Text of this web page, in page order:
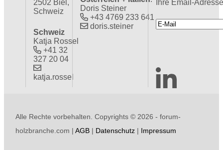
2502 Biel,
Schweiz
Schweiz
Katja Rossel
+41 32
327 20 04
katja.rossel
Doris Steiner
+43 4769 233 641
doris.steiner
Ihre Email-
Alle Rechte vorbehalten. Copyrights ©2026 - forum-
holzbranche.com |AGB | Datenschutz | Impressum